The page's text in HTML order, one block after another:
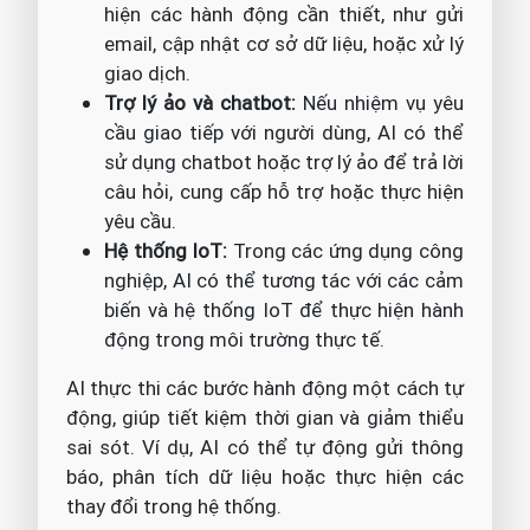
hiện các hành động cần thiết, như gửi
email, cập nhật cơ sở dữ liệu, hoặc xử lý
giao dịch.
Trợ lý ảo và chatbot: Nếu nhiệm vụ yêu
cầu giao tiếp với người dùng, AI có thể
sử dụng chatbot hoặc trợ lý ảo để trả lời
câu hỏi, cung cấp hỗ trợ hoặc thực hiện
yêu cầu.
Hệ thống IoT: Trong các ứng dụng công
nghiệp, AI có thể tương tác với các cảm
biến và hệ thống IoT để thực hiện hành
động trong môi trường thực tế.
AI thực thi các bước hành động một cách tự
động, giúp tiết kiệm thời gian và giảm thiểu
sai sót. Ví dụ, AI có thể tự động gửi thông
báo, phân tích dữ liệu hoặc thực hiện các
thay đổi trong hệ thống.